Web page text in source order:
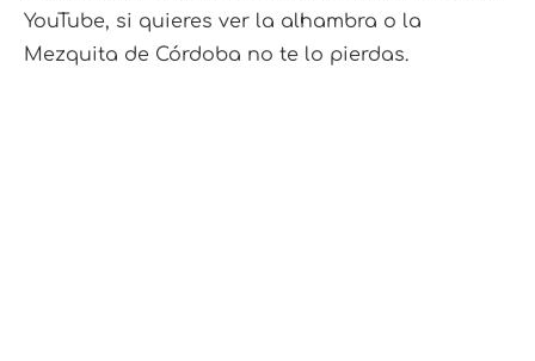
YouTube, si quieres ver la alhambra o la
Mezquita de Córdoba no te lo pierdas.